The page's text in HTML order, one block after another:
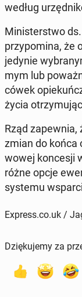
według
Mi­ni­ster­stwo
przy­po­mi­na, że
jedynie
mym lub
có­wek
życia
Rząd
zmian do
wo­wej kon­ce­sji
różne opcje
systemu
Express.co.uk /
Dziękujemy za